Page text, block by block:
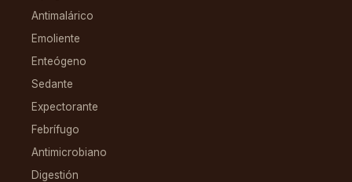
Antimalárico
Emoliente
Enteógeno
Sedante
Expectorante
Febrífugo
Antimicrobiano
Digestión